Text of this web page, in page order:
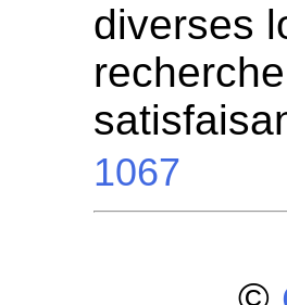
diverses
1067